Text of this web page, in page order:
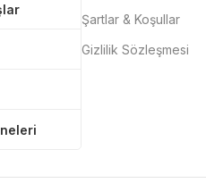
Şartlar & Koşullar
Gizlilik Sözleşmesi